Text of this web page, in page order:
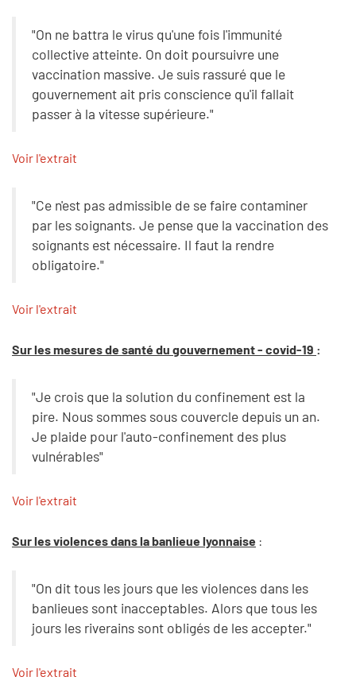
"On ne battra le virus qu'une fois l'immunité
collective atteinte. On doit poursuivre une
vaccination massive. Je suis rassuré que le
gouvernement ait pris conscience qu'il fallait
passer à la vitesse supérieure."
Voir l'extrait
"Ce n'est pas admissible de se faire contaminer
par les soignants. Je pense que la vaccination des
soignants est nécessaire. Il faut la rendre
obligatoire."
Voir l'extrait
Sur les mesures de santé du gouvernement - covid-19 :
"Je crois que la solution du confinement est la
pire. Nous sommes sous couvercle depuis un an.
Je plaide pour l'auto-confinement des plus
vulnérables"
Voir l'extrait
Sur les violences dans la banlieue lyonnaise :
"On dit tous les jours que les violences dans les
banlieues sont inacceptables. Alors que tous les
jours les riverains sont obligés de les accepter."
Voir l'extrait